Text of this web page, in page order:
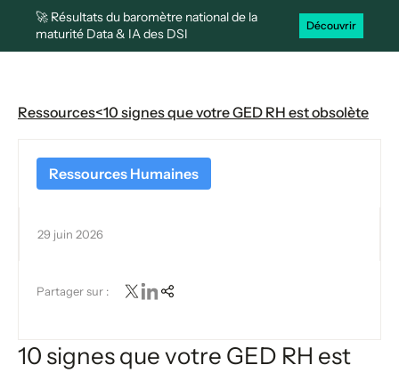
🚀 Résultats du baromètre national de la
maturité Data & IA des DSI
Découvrir
Ressources<10 signes que votre GED RH est obsolète
Ressources Humaines
29 juin 2026
Partager sur :
10 signes que votre GED RH est